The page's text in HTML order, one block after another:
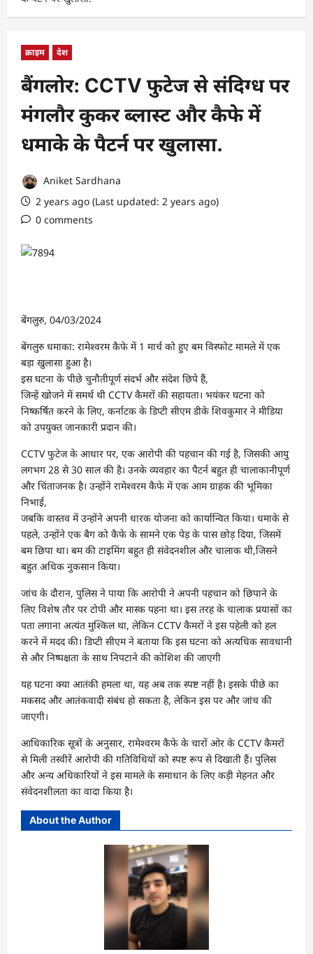
क्राइम देश
बैंगलोर: CCTV फुटेज से संदिग्ध पर
मंगलौर कुकर ब्लास्ट और कैफे में
धमाके के पैटर्न पर खुलासा.
Aniket Sardhana
2 years ago (Last updated: 2 years ago)
0 comments
बेंगलुरु, 04/03/2024
बेंगलुरु धमाका: रामेश्वरम कैफे में 1 मार्च को हुए बम विस्फोट मामले में एक
बड़ा खुलासा हुआ है।
इस घटना के पीछे चुनौतीपूर्ण संदर्भ और संदेश छिपे हैं,
जिन्हें खोजने में समर्थ थी CCTV कैमरों की सहायता। भयंकर घटना को
निष्कर्षित करने के लिए, कर्नाटक के डिप्टी सीएम डीके शिवकुमार ने मीडिया
को उपयुक्त जानकारी प्रदान की।
CCTV फुटेज के आधार पर, एक आरोपी की पहचान की गई है, जिसकी आयु
लगभग 28 से 30 साल की है। उनके व्यवहार का पैटर्न बहुत ही चालाकानीपूर्ण
और चिंताजनक है। उन्होंने रामेश्वरम कैफे में एक आम ग्राहक की भूमिका
निभाई,
जबकि वास्तव में उन्होंने अपनी धारक योजना को कार्यान्वित किया। धमाके से
पहले, उन्होंने एक बैग को कैफे के सामने एक पेड़ के पास छोड़ दिया, जिसमें
बम छिपा था। बम की टाइमिंग बहुत ही संवेदनशील और चालाक थी,जिसने
बहुत अधिक नुकसान किया।
जांच के दौरान, पुलिस ने पाया कि आरोपी ने अपनी पहचान को छिपाने के
लिए विशेष तौर पर टोपी और मास्क पहना था। इस तरह के चालाक प्रयासों का
पता लगाना अत्यंत मुश्किल था, लेकिन CCTV कैमरों ने इस पहेली को हल
करने में मदद की। डिप्टी सीएम ने बताया कि इस घटना को अत्यधिक सावधानी
से और निष्पक्षता के साथ निपटाने की कोशिश की जाएगी
यह घटना क्या आतंकी हमला था, यह अब तक स्पष्ट नहीं है। इसके पीछे का
मकसद और आतंकवादी संबंध हो सकता है, लेकिन इस पर और जांच की
जाएगी।
आधिकारिक सूत्रों के अनुसार, रामेश्वरम कैफे के चारों ओर के CCTV कैमरों
से मिली तस्वीरें आरोपी की गतिविधियों को स्पष्ट रूप से दिखाती हैं। पुलिस
और अन्य अधिकारियों ने इस मामले के समाधान के लिए कड़ी मेहनत और
संवेदनशीलता का वादा किया है।
About the Author